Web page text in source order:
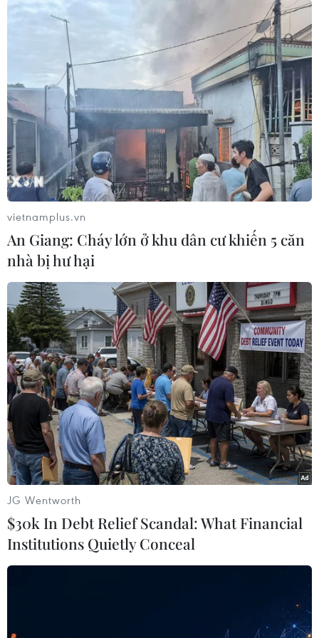
(TTXVN/Vietnam+)
#Facebook #Tin tức #Báo chí
#Sản xuất tin tức
#Công ty công nghệ
#The Guardian
#Telegraph Media Group
Theo dõi VietnamPlus
TIN LIÊN QUAN
vietnamplus.vn
An Giang: Cháy lớn ở khu dân cư khiến 5 căn
nhà bị hư hại
JG Wentworth
$30k In Debt Relief Scandal: What Financial
Institutions Quietly Conceal